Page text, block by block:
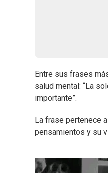
Entre sus frases
salud mental: “La
importante”.
La frase pertenece
pensamientos y su